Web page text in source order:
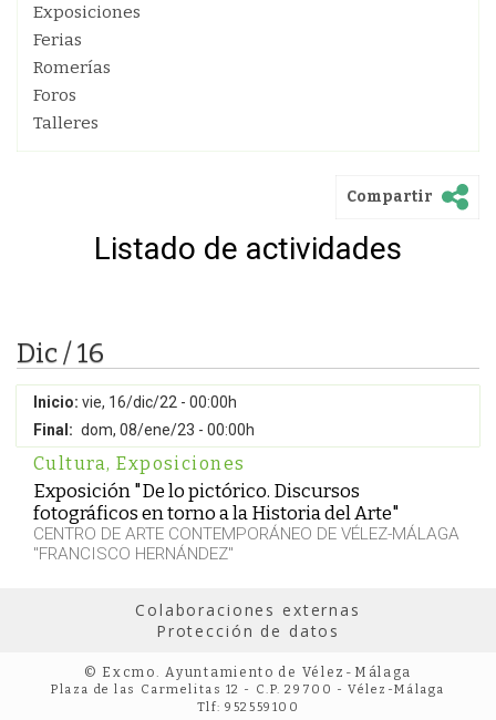
Exposiciones
Ferias
Romerías
Foros
Talleres
Compartir
Listado de actividades
Dic / 16
Inicio: vie, 16/dic/22 - 00:00h
Final: dom, 08/ene/23 - 00:00h
Cultura, Exposiciones
Exposición "De lo pictórico. Discursos
fotográficos en torno a la Historia del Arte"
CENTRO DE ARTE CONTEMPORÁNEO DE VÉLEZ-MÁLAGA
"FRANCISCO HERNÁNDEZ"
Colaboraciones externas
Protección de datos
© Excmo. Ayuntamiento de Vélez-Málaga
Plaza de las Carmelitas 12 - C.P. 29700 - Vélez-Málaga
Tlf: 952559100